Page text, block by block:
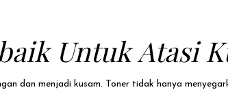
Untuk Atasi
dan menjadi kusam. Toner tidak hanya